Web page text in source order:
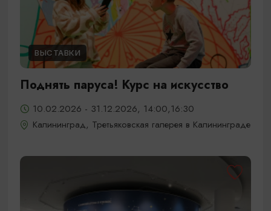
ВЫСТАВКИ
Поднять паруса! Курс на искусство
10.02.2026 - 31.12.2026, 14:00,16:30
Калининград, Третьяковская галерея в Калининграде